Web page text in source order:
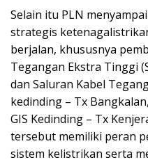
Selain itu PLN
strategis
berjalan, khususnya
Tegangan Ekstra Tinggi
dan Saluran Kabel
kedinding – Tx
GIS Kedinding – Tx
tersebut memiliki peran
sistem kelistrikan serta